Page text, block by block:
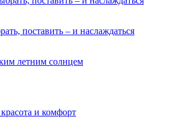
поставить – и наслаждаться
летним солнцем